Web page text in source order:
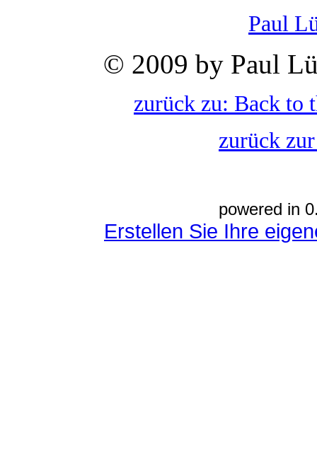
Paul
© 2009 by Paul
zurück zu: Back to
zurück
powered in
Erstellen Sie Ihre